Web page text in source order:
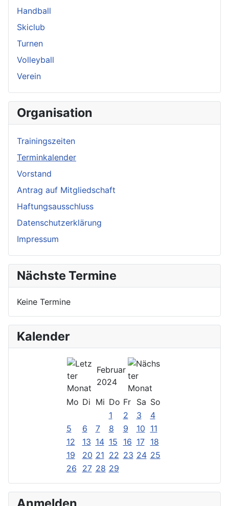
Handball
Skiclub
Turnen
Volleyball
Verein
Organisation
Trainingszeiten
Terminkalender
Vorstand
Antrag auf Mitgliedschaft
Haftungsausschluss
Datenschutzerklärung
Impressum
Nächste Termine
Keine Termine
Kalender
Februar
2024
Mo Di Mi Do Fr Sa So
1
2 3
4
5
6 7 8 9 10 11
12
13 14 15 16 17
18
19
20 21 22 23 24 25
26
27 28 29
Anmelden